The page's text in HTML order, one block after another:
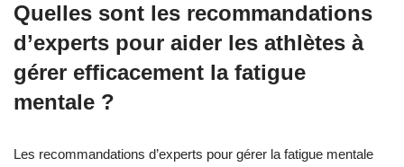
Quelles sont les recommandations
d’experts pour aider les athlètes à
gérer efficacement la fatigue
mentale ?
Les recommandations d’experts pour gérer la fatigue mentale